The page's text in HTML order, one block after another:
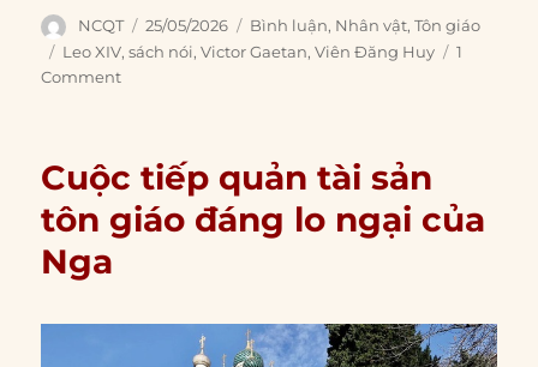
Author
NCQT
Posted
on
25/05/2026 Categories
Bình luận, Nhân vật,Tôn giáo
Tags
Leo XIV,sách nói,Victor Gaetan,Viên Đăng Huy
1
Comment
Cuộc tiếp quản tài sản
tôn giáo đáng lo ngại của
Nga